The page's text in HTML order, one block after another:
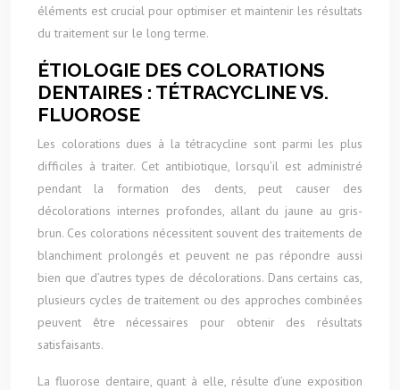
éléments est crucial pour optimiser et maintenir les résultats
du traitement sur le long terme.
ÉTIOLOGIE DES COLORATIONS
DENTAIRES : TÉTRACYCLINE VS.
FLUOROSE
Les colorations dues à la tétracycline sont parmi les plus
difficiles à traiter. Cet antibiotique, lorsqu’il est administré
pendant la formation des dents, peut causer des
décolorations internes profondes, allant du jaune au gris-
brun. Ces colorations nécessitent souvent des traitements de
blanchiment prolongés et peuvent ne pas répondre aussi
bien que d’autres types de décolorations. Dans certains cas,
plusieurs cycles de traitement ou des approches combinées
peuvent être nécessaires pour obtenir des résultats
satisfaisants.
La fluorose dentaire, quant à elle, résulte d’une exposition